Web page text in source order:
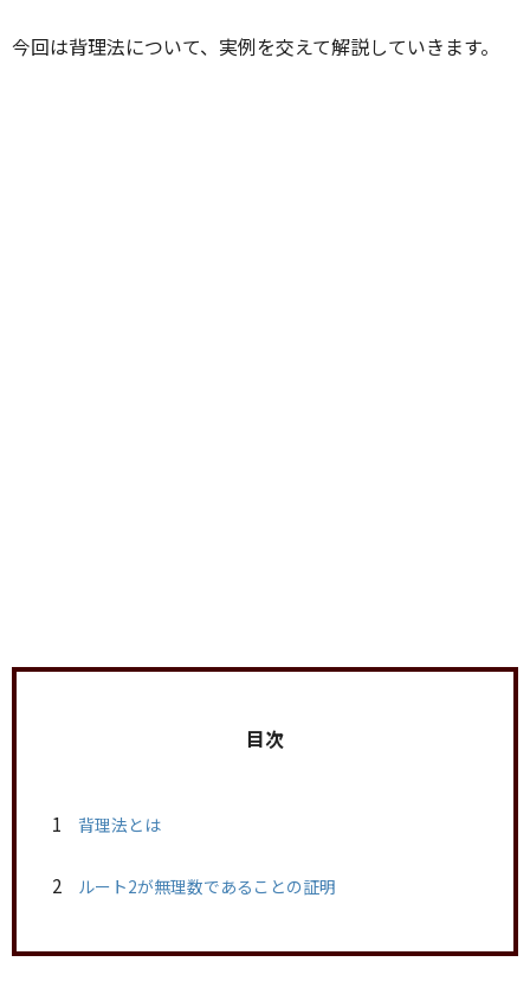
今回は背理法について、実例を交えて解説していきます。
目次
1 背理法とは
2 ルート2が無理数であることの証明